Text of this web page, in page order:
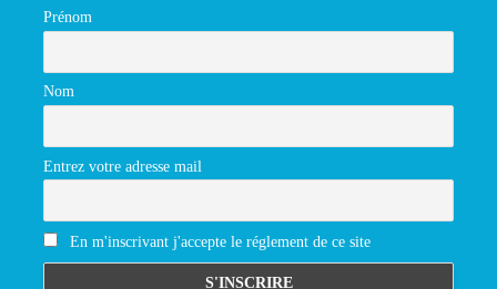
Prénom
Nom
Entrez votre adresse mail
En m'inscrivant j'accepte le réglement de ce site